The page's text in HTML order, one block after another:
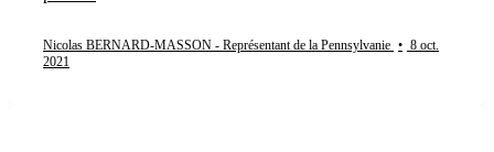
Nicolas BERNARD-MASSON - Représentant de la Pennsylvanie • 8 oct.
2021